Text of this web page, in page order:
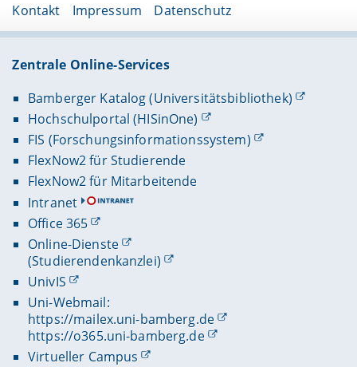
Kontakt Impressum Datenschutz
Zentrale Online-Services
Bamberger Katalog (Universitätsbibliothek)
Hochschulportal (HISinOne)
FIS (Forschungsinformationssystem)
FlexNow2 für Studierende
FlexNow2 für Mitarbeitende
Intranet
Office 365
Online-Dienste
(Studierendenkanzlei)
UnivIS
Uni-Webmail:
https://mailex.uni-bamberg.de
https://o365.uni-bamberg.de
Virtueller Campus